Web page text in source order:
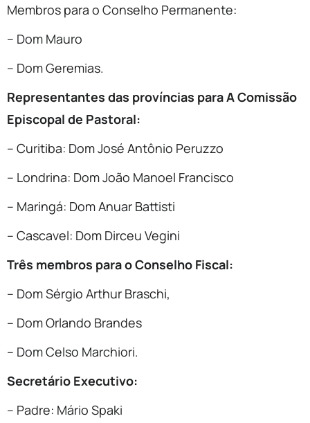
Membros para o Conselho Permanente:
– Dom Mauro
– Dom Geremias.
Representantes das províncias para A Comissão
Episcopal de Pastoral:
– Curitiba: Dom José Antônio Peruzzo
– Londrina: Dom João Manoel Francisco
– Maringá: Dom Anuar Battisti
– Cascavel: Dom Dirceu Vegini
Três membros para o Conselho Fiscal:
– Dom Sérgio Arthur Braschi,
– Dom Orlando Brandes
– Dom Celso Marchiori.
Secretário Executivo:
– Padre: Mário Spaki